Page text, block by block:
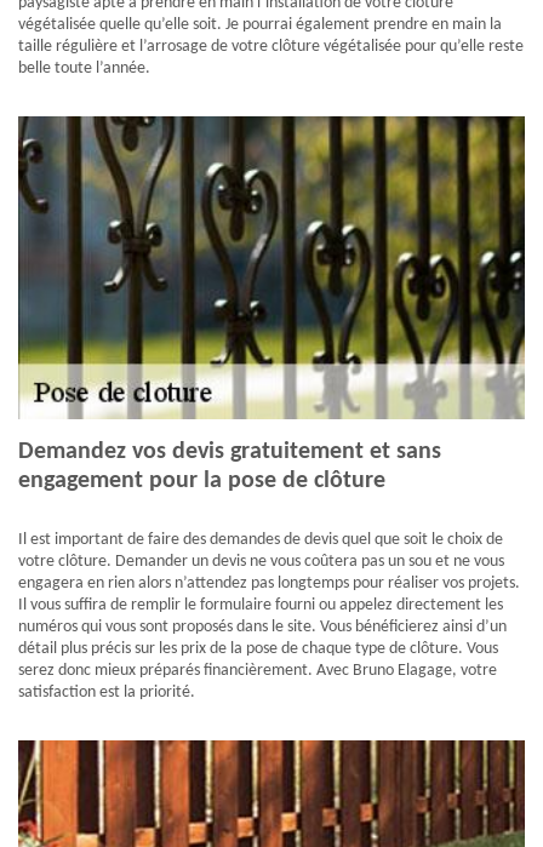
végétalisée quelle qu’elle soit. Je pourrai également prendre en main la
taille régulière et l’arrosage de votre clôture végétalisée pour qu’elle reste
belle toute l’année.
Demandez vos devis gratuitement et sans
engagement pour la pose de clôture
Il est important de faire des demandes de devis quel que soit le choix de
votre clôture. Demander un devis ne vous coûtera pas un sou et ne vous
engagera en rien alors n’attendez pas longtemps pour réaliser vos projets.
Il vous suffira de remplir le formulaire fourni ou appelez directement les
numéros qui vous sont proposés dans le site. Vous bénéficierez ainsi d’un
détail plus précis sur les prix de la pose de chaque type de clôture. Vous
serez donc mieux préparés financièrement. Avec Bruno Elagage, votre
satisfaction est la priorité.